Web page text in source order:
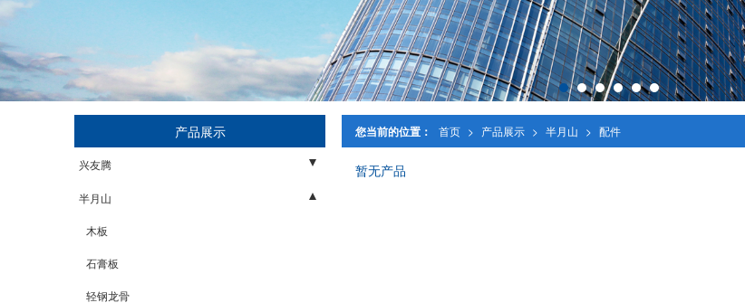
您当前的位置： 首页 > 产品展示 > 半月山 > 配件
暂无产品
产品展示
兴友腾
家具板
石膏板
轻钢龙骨
配件
半月山
木板
石膏板
轻钢龙骨